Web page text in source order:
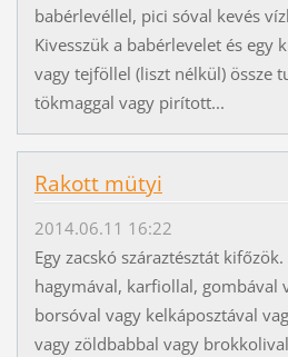
babérlevéllel, pici sóval kevés
Kivesszük a babérlevelet és egy
vagy tejföllel (liszt nélkül) össze
tökmaggal vagy pirított...
Rakott mütyi
2014.06.11 16:22
Egy zacskó száraztésztát
hagymával, karfiollal, gombával
borsóval vagy kelkáposztával
vagy zöldbabbal vagy